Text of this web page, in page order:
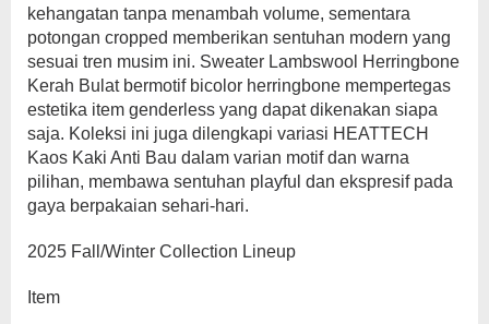
kehangatan tanpa menambah volume, sementara
potongan cropped memberikan sentuhan modern yang
sesuai tren musim ini. Sweater Lambswool Herringbone
Kerah Bulat bermotif bicolor herringbone mempertegas
estetika item genderless yang dapat dikenakan siapa
saja. Koleksi ini juga dilengkapi variasi HEATTECH
Kaos Kaki Anti Bau dalam varian motif dan warna
pilihan, membawa sentuhan playful dan ekspresif pada
gaya berpakaian sehari-hari.
2025 Fall/Winter Collection Lineup
Item